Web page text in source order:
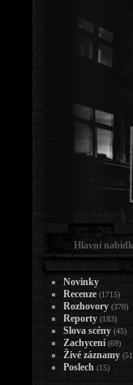
Hlavní
Novinky
Recenze (1715)
Rozhovory (370)
Reporty (183)
Slova scény (45)
Zachycení (69)
Živé záznamy
Poslech (15)